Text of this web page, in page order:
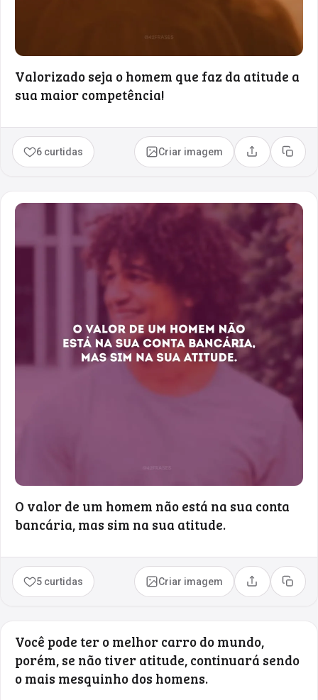
Valorizado seja o homem que faz da atitude a
sua maior competência!
6 curtidas Criar imagem Compartilhar
Copiar
O valor de um homem não está na sua conta
bancária, mas sim na sua atitude.
5 curtidas Criar imagem Compartilhar
Copiar
Você pode ter o melhor carro do mundo,
porém, se não tiver atitude, continuará sendo
o mais mesquinho dos homens.